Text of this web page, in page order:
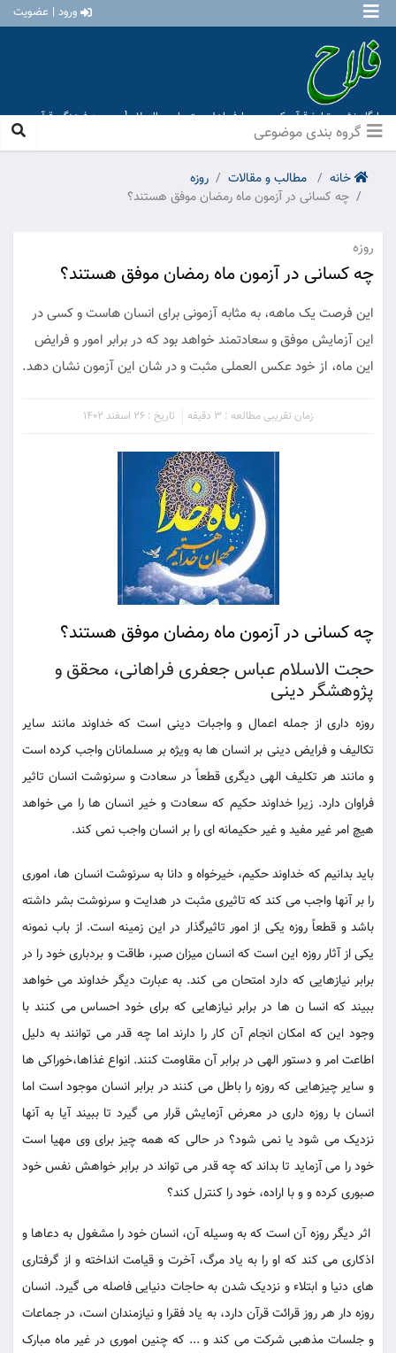
ورود | عضویت
پایگاه نشر و تبلیغ قرآن کریم و معارف اهل بیت علیهم السلام [ موسسه فرهنگی قرآن و
عترت منهاج عشق آباد ]
خانه مطالب و مقالات
روزه
چه کسانی در آزمون ماه رمضان موفق هستند؟
روزه
چه کسانی در آزمون ماه رمضان موفق هستند؟
این فرصت یک ماهه، به مثابه آزمونی برای انسان هاست و کسی در
این آزمایش موفق و سعادتمند خواهد بود که در برابر امور و فرایض
این ماه، از خود عکس العملی مثبت و در شان این آزمون نشان دهد.
زمان تقریبی مطالعه : 3 دقیقه تاریخ : 26 اسفند 1402
چه کسانی در آزمون ماه رمضان موفق هستند؟
حجت الاسلام عباس جعفری فراهانی، محقق و
پژوهشگر دینی
روزه داری از جمله اعمال و واجبات دینی است که خداوند مانند سایر
تکالیف و فرایض دینی بر انسان ها به ویژه بر مسلمانان واجب کرده است
و مانند هر تکلیف الهی دیگری قطعاً در سعادت و سرنوشت انسان تاثیر
فراوان دارد. زیرا خداوند حکیم که سعادت و خیر انسان ها را می خواهد
هیچ امر غیر مفید و غیر حکیمانه ای را بر انسان واجب نمی کند.
باید بدانیم که خداوند حکیم، خیرخواه و دانا به سرنوشت انسان ها، اموری
را بر آنها واجب می کند که تاثیری مثبت در هدایت و سرنوشت بشر داشته
باشد و قطعاً روزه یکی از امور تاثیرگذار در این زمینه است. از باب نمونه
یکی از آثار روزه این است که انسان میزان صبر، طاقت و بردباری خود را در
برابر نیازهایی که دارد امتحان می کند. به عبارت دیگر خداوند می خواهد
ببیند که انسا ن ها در برابر نیازهایی که برای خود احساس می کنند با
وجود این که امکان انجام آن کار را دارند اما چه قدر می توانند به دلیل
اطاعت امر و دستور الهی در برابر آن مقاومت کنند. انواع غذاها،خوراکی ها
و سایر چیزهایی که روزه را باطل می کنند در برابر انسان موجود است اما
انسان با روزه داری در معرض آزمایش قرار می گیرد تا ببیند آیا به آنها
نزدیک می شود یا نمی شود؟ در حالی که همه چیز برای وی مهیا است
خود را می آزماید تا بداند که چه قدر می تواند در برابر خواهش نفس خود
صبوری کرده و و با اراده، خود را کنترل کند؟
اثر دیگر روزه آن است که به وسیله آن، انسان خود را مشغول به دعاها و
اذکاری می کند که او را به یاد مرگ، آخرت و قیامت انداخته و از گرفتاری
های دنیا و ابتلاء و نزدیک شدن به حاجات دنیایی فاصله می گیرد. انسان
روزه دار هر روز قرائت قرآن دارد، به یاد فقرا و نیازمندان است، در جماعات
و جلسات مذهبی شرکت می کند و ... که چنین اموری در غیر ماه مبارک